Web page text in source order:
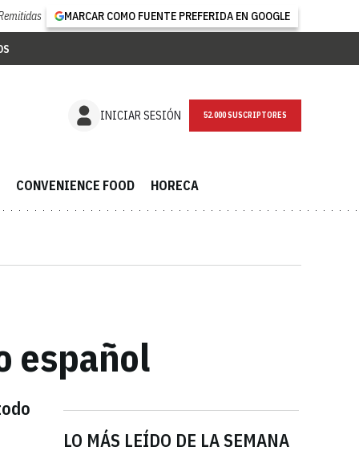
MARCAR COMO FUENTE PREFERIDA EN GOOGLE
INICIAR SESIÓN NEWSLETTER
CONVENIENCE FOOD HORECA
español
LO MÁS LEÍDO DE LA SEMANA